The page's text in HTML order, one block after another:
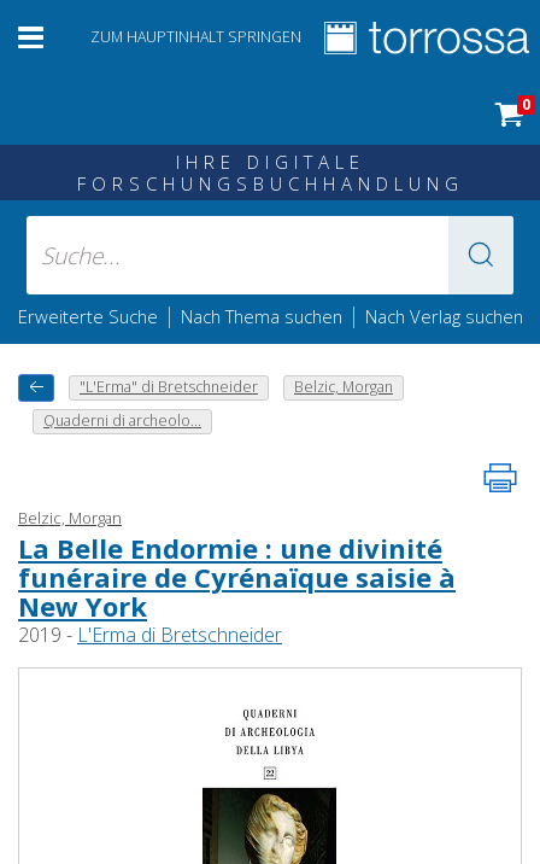
ZUM HAUPTINHALT SPRINGEN
0
IHRE DIGITALE
FORSCHUNGSBUCHHANDLUNG
Erweiterte Suche | Nach Thema suchen | Nach Verlag suchen
"L'Erma" di Bretschneider
Belzic, Morgan
Quaderni di archeolo...
Belzic, Morgan
La Belle Endormie : une divinité
funéraire de Cyrénaïque saisie à
New York
2019 - L'Erma di Bretschneider